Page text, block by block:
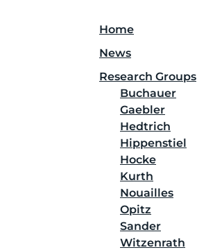
Seitenspalte
Home
News
Research Groups
Buchauer
Gaebler
Hedtrich
Hippenstiel
Hocke
Kurth
Nouailles
Opitz
Sander
Witzenrath